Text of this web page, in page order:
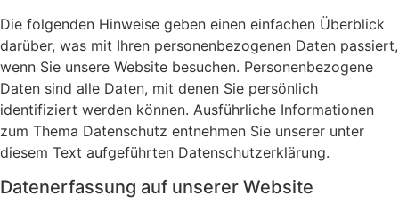
Die folgenden Hinweise geben einen einfachen Überblick
darüber, was mit Ihren personenbezogenen Daten passiert,
wenn Sie unsere Website besuchen. Personenbezogene
Daten sind alle Daten, mit denen Sie persönlich
identifiziert werden können. Ausführliche Informationen
zum Thema Datenschutz entnehmen Sie unserer unter
diesem Text aufgeführten Datenschutzerklärung.
Datenerfassung auf unserer Website